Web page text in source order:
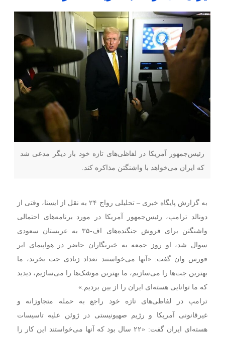
رئیس‌جمهور آمریکا در لفاظی‌های تازه خود بار دیگر مدعی شد
که ایران می‌خواهد با واشنگتن مذاکره کند.
به گزارش پایگاه خبری – تحلیلی رواج ۲۴ به نقل از ایسنا، وقتی از
دونالد ترامپ، رئیس‌جمهور آمریکا در مورد برنامه‌های احتمالی
واشنگتن برای فروش جنگنده‌های اف-۳۵ به عربستان سعودی
سوال شد، او روز جمعه به خبرنگاران حاضر در هواپیمای ایر
فورس وان گفت: «آنها می‌خواستند تعداد زیادی جت بخرند، ما
بهترین جت‌ها را می‌سازیم، ما بهترین موشک‌ها را می‌سازیم، دیدید
که ما توانایی هسته‌ای ایران را از بین بردیم.»
ترامپ در لفاظی‌های تازه خود راجع به حمله متجاوزانه و
غیرقانونی آمریکا و رژیم صهیونیستی در ژوئن علیه تاسیسات
هسته‌ای ایران گفت: «۲۲ سال بود که آنها می‌خواستند این کار را